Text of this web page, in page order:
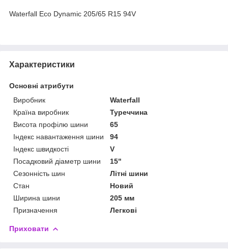
Waterfall Eco Dynamic 205/65 R15 94V
Характеристики
Основні атрибути
Виробник
Waterfall
Країна виробник
Туреччина
Висота профілю шини
65
Індекс навантаження шини
94
Індекс швидкості
V
Посадковий діаметр шини
15"
Сезонність шин
Літні шини
Стан
Новий
Ширина шини
205 мм
Призначення
Легкові
Приховати